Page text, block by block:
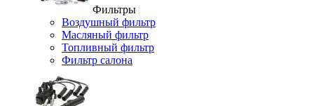
Фильтры
Воздушный фильтр
Масляный фильтр
Топливный фильтр
Фильтр салона